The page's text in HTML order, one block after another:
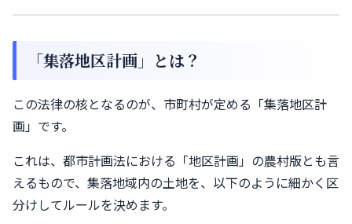
「集落地区計画」とは？
この法律の核となるのが、市町村が定める「集落地区計
画」です。
これは、都市計画法における「地区計画」の農村版とも言
えるもので、集落地域内の土地を、以下のように細かく区
分けしてルールを決めます。